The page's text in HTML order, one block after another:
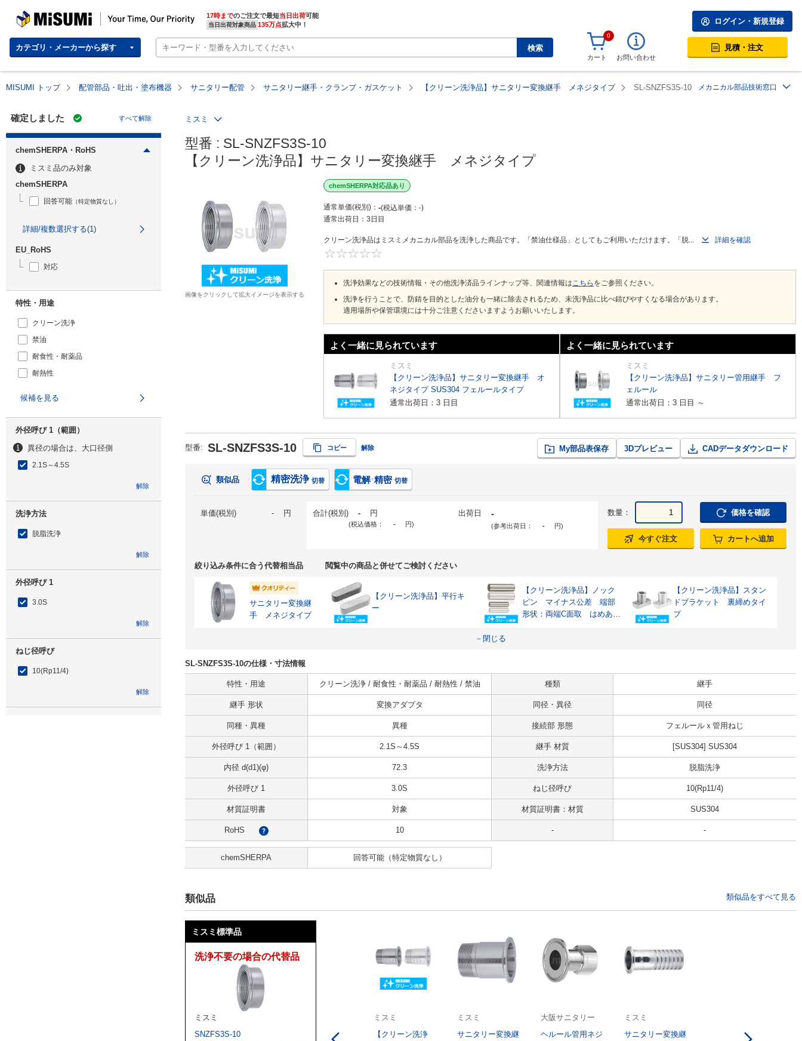
MISUMI | Your Time, Our Priority 17時までのご注文で最短当日出荷
当日出荷対象商品 135万点拡大中！
カテゴリ・メーカーから探す 検索
ログイン・新規登録
0
カート お問い合わせ
見積・注文
MISUMI トップ 配管部品・吐出・塗布機器 サニタリー配管 サニタリー継手・クランプ・ガスケット 【クリーン洗浄品】サニタリー変換継手 メネジタイプ SL-SNZFS3S-10 メカニカル部品技術窓口
確定しました すべて解除
chemSHERPA・RoHS
ミスミ品のみ対象
chemSHERPA
回答可能 （特定物質なし）
詳細/複数選択する(1)
EU_RoHS
対応
特性・用途
クリーン洗浄
禁油
耐食性・耐薬品
耐熱性
候補を見る
外径呼び 1（範囲）
異径の場合は、大口径側
2.1S～4.5S
解除
洗浄方法
脱脂洗浄
解除
外径呼び 1
3.0S
解除
ねじ径呼び
10(Rp11/4)
解除
ミスミ
型番 : SL-SNZFS3S-10
【クリーン洗浄品】サニタリー変換継手　メネジタイプ
画像をクリックして拡大イメージを表示する
chemSHERPA対応品あり
通常単価(税別) - 税込単価
-
通常出荷日： 3日目
クリーン洗浄品はミスミメカニカル部品を洗浄した商品です。「禁油仕様品」としてもご利用いただけます。「脱...
詳細を確認
洗浄効果などの技術情報・その他洗浄済品ラインナップ等、関連情報はこちら をご参照ください。
洗浄を行うことで、防錆を目的とした油分も一緒に除去されるため、未洗浄品に比べ錆びやすくなる場合があります。
適用場所や保管環境には十分ご注意くださいますようお願いいたします。
よく一緒に見られています
ミスミ
【クリーン洗浄品】サニタリー変換継手 オ
ネジタイプ SUS304 フェルールタイプ
通常出荷日：3 日目
よく一緒に見られています
ミスミ
【クリーン洗浄品】サニタリー管用継手 フ
ェルール
通常出荷日：3 日目 ～
型番: SL-SNZFS3S-10 コピー 解除 My部品表保存 3Dプレビュー CADデータダウンロード
類似品 精密洗浄 切替 電解+精密 切替
単価(税別) - 円 合計(税別) - 円
(税込価格： - 円)
出荷日 -
(参考出荷日： - 円)
数量： 価格を確認
今すぐ注文 カートへ追加
絞り込み条件に合う代替相当品
サニタリー変換継
手 メネジタイプ
閲覧中の商品と併せてご検討ください
【クリーン洗浄品】平行キ
ー
【クリーン洗浄品】ノック
ピン マイナス公差 端部
形状：両端C面取 はめあい
【クリーン洗浄品】スタン
ドブラケット 裏締めタイ
プ
－閉じる
SL-SNZFS3S-10の仕様・寸法情報
特性・用途 クリーン洗浄 / 耐食性・耐薬品 / 耐熱性 / 禁油 種類 継手
継手 形状 変換アダプタ 同径・異径 同径
同種・異種 異種 接続部 形態 フェルールｘ管用ねじ
外径呼び 1（範囲） 2.1S～4.5S 継手 材質 [SUS304] SUS304
内径 d(d1)(φ) 72.3 洗浄方法 脱脂洗浄
外径呼び 1 3.0S ねじ径呼び 10(Rp11/4)
材質証明書 対象 材質証明書：材質 SUS304
RoHS ? 10 - -
chemSHERPA 回答可能（特定物質なし）
類似品 類似品をすべて見る
ミスミ標準品
洗浄不要の場合の代替品
ミスミ
SNZFS3S-10
ミスミ
【クリーン洗浄
ミスミ
サニタリー変換継
大阪サニタリー
ヘルール管用ネジ
ミスミ
サニタリー変換継